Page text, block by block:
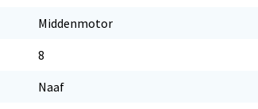
Middenmotor
8
Naaf